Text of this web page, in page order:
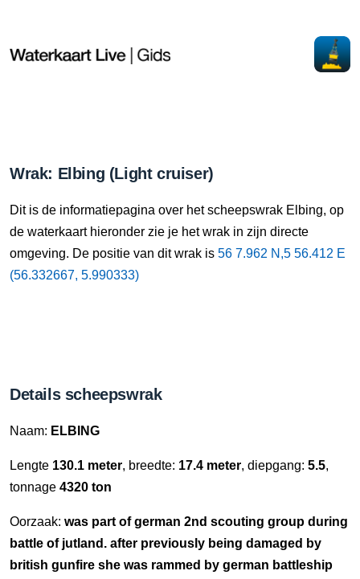
Wrak: Elbing (Light cruiser)
Dit is de informatiepagina over het scheepswrak Elbing, op
de waterkaart hieronder zie je het wrak in zijn directe
omgeving. De positie van dit wrak is 56 7.962 N,5 56.412 E
(56.332667, 5.990333)
Details scheepswrak
Naam: ELBING
Lengte 130.1 meter, breedte: 17.4 meter, diepgang: 5.5,
tonnage 4320 ton
Oorzaak: was part of german 2nd scouting group during
battle of jutland. after previously being damaged by
british gunfire she was rammed by german battleship